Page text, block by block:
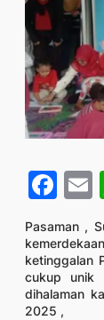
Pasaman ,
ketinggalan
cukup unik
dihalaman
2025 ,